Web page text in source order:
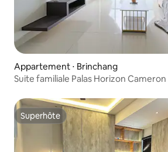
Appartement ⋅ Brinchang
Suite familiale Palas Horizon
Superhôte
Superhôte